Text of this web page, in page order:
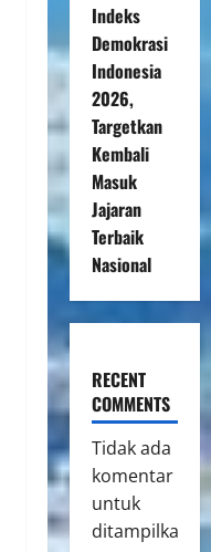
Indeks
Demokrasi
Indonesia
2026,
Targetkan
Kembali
Masuk
Jajaran
Terbaik
Nasional
RECENT
COMMENTS
Tidak ada
komentar
untuk
ditampilkan.